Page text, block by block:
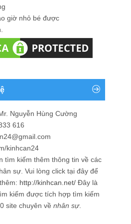
giờ nhỏ bé được
Nguyễn Hùng Cường
616
kinhcan24
tìm kiếm thêm thông tin về các
sự . Vui lòng click tại đây để
http://kinhcan.net/ Đây là
kiếm được tích hợp tìm kiếm
site chuyên về nhân sự.